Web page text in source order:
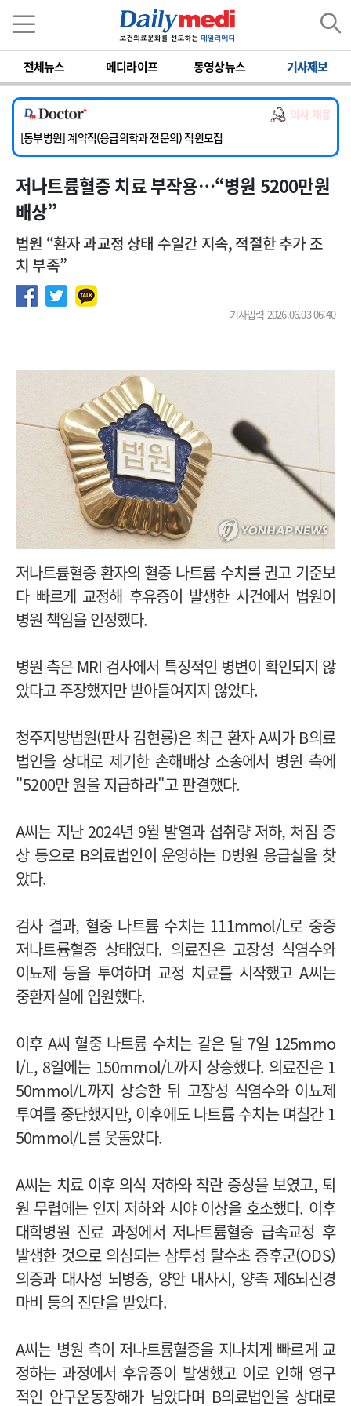
전체뉴스 메디라이프 동영상뉴스 기사제보
의사 채용
[서울아산병원] 2026년 하반기 인턴 모집
[영남대학교의료원] 마취통증의학과 임기제 임상의사 채용
[충남대학교병원] 소아청소년과(소아응급전담) 계약직 의사 공개채용
[동부병원] 계약직(응급의학과 전문의) 직원모집
[이대목동병원] 하반기 전공의(레지던트1년차) 모집
[서울아산병원] 2026년 하반기 인턴 모집
[영남대학교의료원] 마취통증의학과 임기제 임상의사 채용
저나트륨혈증 치료 부작용…“병원 5200만원
배상”
법원 “환자 과교정 상태 수일간 지속, 적절한 추가 조
치 부족”
기사입력 2026.06.03 06:40
저나트륨혈증 환자의 혈중 나트륨 수치를 권고 기준보
다 빠르게 교정해 후유증이 발생한 사건에서 법원이
병원 책임을 인정했다.
병원 측은 MRI 검사에서 특징적인 병변이 확인되지 않
았다고 주장했지만 받아들여지지 않았다.
청주지방법원(판사 김현룡)은 최근 환자 A씨가 B의료
법인을 상대로 제기한 손해배상 소송에서 병원 측에
"5200만 원을 지급하라"고 판결했다.
A씨는 지난 2024년 9월 발열과 섭취량 저하, 처짐 증
상 등으로 B의료법인이 운영하는 D병원 응급실을 찾
았다.
검사 결과, 혈중 나트륨 수치는 111mmol/L로 중증
저나트륨혈증 상태였다. 의료진은 고장성 식염수와
이뇨제 등을 투여하며 교정 치료를 시작했고 A씨는
중환자실에 입원했다.
이후 A씨 혈중 나트륨 수치는 같은 달 7일 125mmo
l/L, 8일에는 150mmol/L까지 상승했다. 의료진은 1
50mmol/L까지 상승한 뒤 고장성 식염수와 이뇨제
투여를 중단했지만, 이후에도 나트륨 수치는 며칠간 1
50mmol/L를 웃돌았다.
A씨는 치료 이후 의식 저하와 착란 증상을 보였고, 퇴
원 무렵에는 인지 저하와 시야 이상을 호소했다. 이후
대학병원 진료 과정에서 저나트륨혈증 급속교정 후
발생한 것으로 의심되는 삼투성 탈수초 증후군(ODS)
의증과 대사성 뇌병증, 양안 내사시, 양측 제6뇌신경
마비 등의 진단을 받았다.
A씨는 병원 측이 저나트륨혈증을 지나치게 빠르게 교
정하는 과정에서 후유증이 발생했고 이로 인해 영구
적인 안구운동장해가 남았다며 B의료법인을 상대로